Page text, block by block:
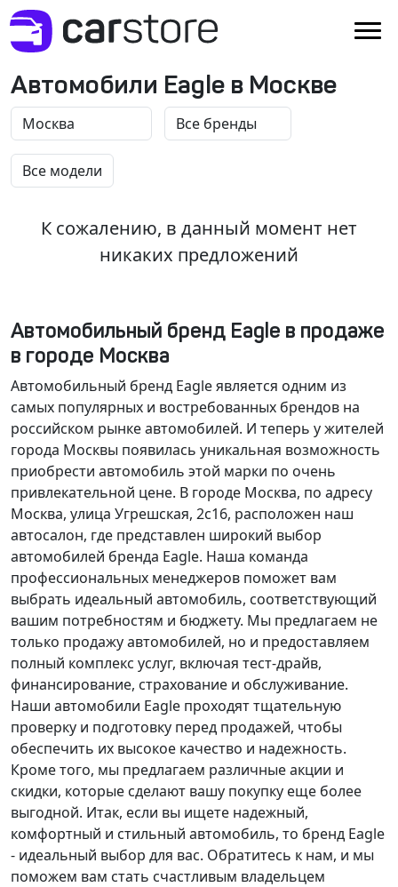
Автомобили Eagle в Москве
К сожалению, в данный момент нет
никаких предложений
Автомобильный бренд Eagle в продаже
в городе Москва
Автомобильный бренд Eagle является одним из
самых популярных и востребованных брендов на
российском рынке автомобилей. И теперь у жителей
города Москвы появилась уникальная возможность
приобрести автомобиль этой марки по очень
привлекательной цене. В городе Москва, по адресу
Москва, улица Угрешская, 2с16, расположен наш
автосалон, где представлен широкий выбор
автомобилей бренда Eagle. Наша команда
профессиональных менеджеров поможет вам
выбрать идеальный автомобиль, соответствующий
вашим потребностям и бюджету. Мы предлагаем не
только продажу автомобилей, но и предоставляем
полный комплекс услуг, включая тест-драйв,
финансирование, страхование и обслуживание.
Наши автомобили Eagle проходят тщательную
проверку и подготовку перед продажей, чтобы
обеспечить их высокое качество и надежность.
Кроме того, мы предлагаем различные акции и
скидки, которые сделают вашу покупку еще более
выгодной. Итак, если вы ищете надежный,
комфортный и стильный автомобиль, то бренд Eagle
- идеальный выбор для вас. Обратитесь к нам, и мы
поможем вам стать счастливым владельцем